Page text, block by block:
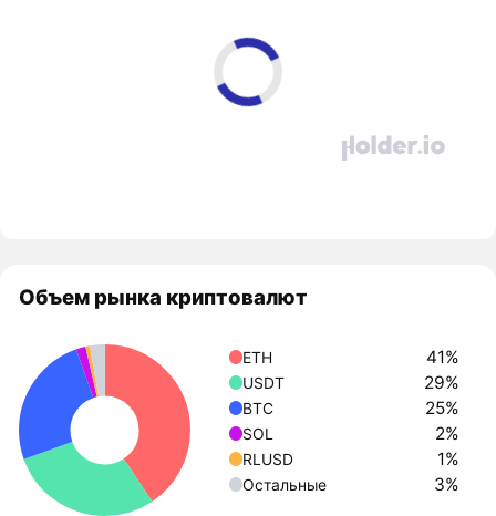
Объем рынка криптовалют
ETH 41%
USDT 29%
BTC 25%
SOL 2%
RLUSD 1%
Остальные 3%